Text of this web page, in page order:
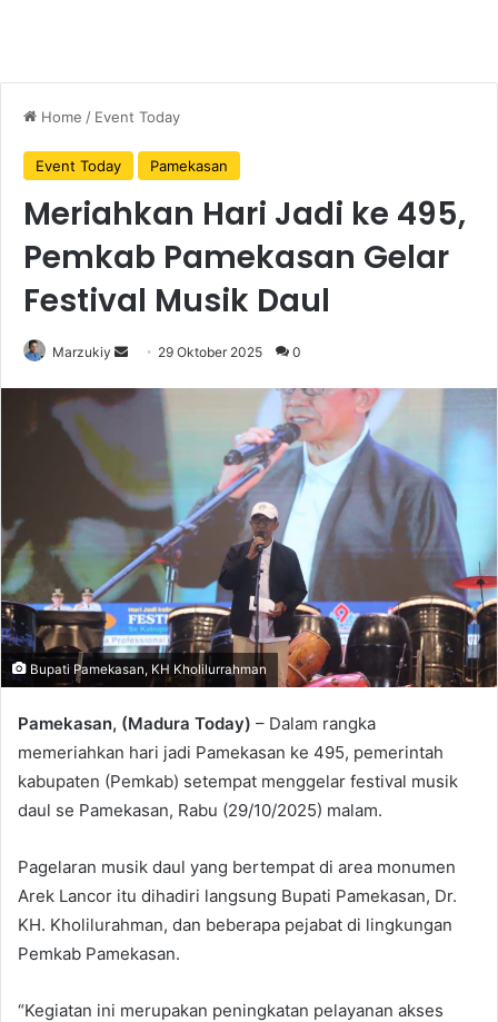
Home / Event Today
Event Today Pamekasan
Meriahkan Hari Jadi ke 495,
Pemkab Pamekasan Gelar
Festival Musik Daul
Marzukiy
a
e
a
i
l
29 Oktober 2025 0
Bupati Pamekasan, KH Kholilurrahman
Pamekasan, (Madura Today) – Dalam rangka
memeriahkan hari jadi Pamekasan ke 495, pemerintah
kabupaten (Pemkab) setempat menggelar festival musik
daul se Pamekasan, Rabu (29/10/2025) malam.
Pagelaran musik daul yang bertempat di area monumen
Arek Lancor itu dihadiri langsung Bupati Pamekasan, Dr.
KH. Kholilurahman, dan beberapa pejabat di lingkungan
Pemkab Pamekasan.
“Kegiatan ini merupakan peningkatan pelayanan akses